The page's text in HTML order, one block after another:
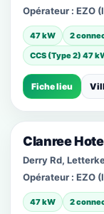
Opérateur : EZO
47 kW
2
CCS (Type 2) 47
Fiche lieu
Clanree
Derry Rd,
Opérateur : EZO
47 kW 2